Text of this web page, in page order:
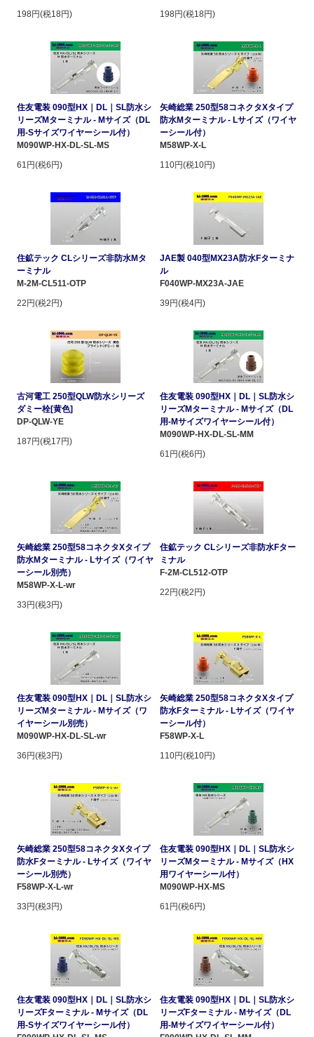
198円(税18円)
198円(税18円)
住友電装 090型HX｜DL｜SL防水シ
リーズMターミナル - Mサイズ（DL
用-Sサイズワイヤーシール付）
M090WP-HX-DL-SL-MS
61円(税6円)
矢崎総業 250型58コネクタXタイプ
防水Mターミナル - Lサイズ（ワイヤ
ーシール付）
M58WP-X-L
110円(税10円)
住鉱テック CLシリーズ非防水Mタ
ーミナル
M-2M-CL511-OTP
22円(税2円)
JAE製 040型MX23A防水Fターミナ
ル
F040WP-MX23A-JAE
39円(税4円)
古河電工 250型QLW防水シリーズ
ダミー栓[黄色]
DP-QLW-YE
187円(税17円)
住友電装 090型HX｜DL｜SL防水シ
リーズMターミナル - Mサイズ（DL
用-Mサイズワイヤーシール付）
M090WP-HX-DL-SL-MM
61円(税6円)
矢崎総業 250型58コネクタXタイプ
防水Mターミナル - Lサイズ（ワイヤ
ーシール別売）
M58WP-X-L-wr
33円(税3円)
住鉱テック CLシリーズ非防水Fター
ミナル
F-2M-CL512-OTP
22円(税2円)
住友電装 090型HX｜DL｜SL防水シ
リーズMターミナル - Mサイズ（ワ
イヤーシール別売）
M090WP-HX-DL-SL-wr
36円(税3円)
矢崎総業 250型58コネクタXタイプ
防水Fターミナル - Lサイズ（ワイヤ
ーシール付）
F58WP-X-L
110円(税10円)
矢崎総業 250型58コネクタXタイプ
防水Fターミナル - Lサイズ（ワイヤ
ーシール別売）
F58WP-X-L-wr
33円(税3円)
住友電装 090型HX｜DL｜SL防水シ
リーズMターミナル - Mサイズ（HX
用ワイヤーシール付）
M090WP-HX-MS
61円(税6円)
住友電装 090型HX｜DL｜SL防水シ
リーズFターミナル - Mサイズ（DL
用-Sサイズワイヤーシール付）
住友電装 090型HX｜DL｜SL防水シ
リーズFターミナル - Mサイズ（DL
用-Mサイズワイヤーシール付）